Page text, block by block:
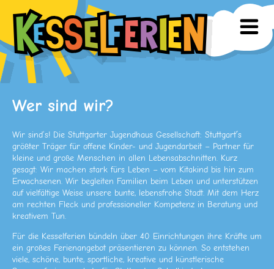
Wer sind wir?
Wir sind’s! Die Stuttgarter Jugendhaus Gesellschaft: Stuttgart´s
größter Träger für offene Kinder- und Jugendarbeit – Partner für
kleine und große Menschen in allen Lebensabschnitten. Kurz
gesagt: Wir machen stark fürs Leben – vom Kitakind bis hin zum
Erwachsenen. Wir begleiten Familien beim Leben und unterstützen
auf vielfältige Weise unsere bunte, lebensfrohe Stadt. Mit dem Herz
am rechten Fleck und professioneller Kompetenz in Beratung und
kreativem Tun.
Für die Kesselferien bündeln über 40 Einrichtungen ihre Kräfte um
ein großes Ferienangebot präsentieren zu können. So entstehen
viele, schöne, bunte, sportliche, kreative und künstlerische